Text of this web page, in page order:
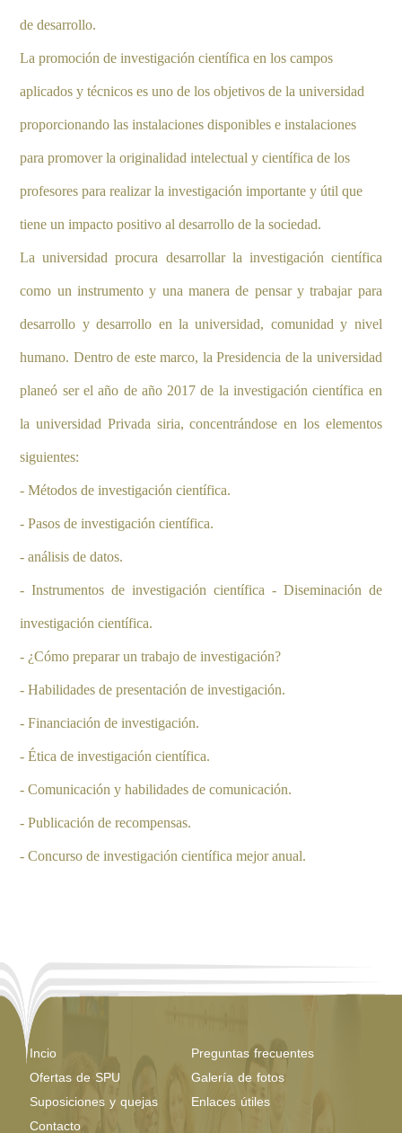
de desarrollo.
La promoción de investigación científica en los campos
aplicados y técnicos es uno de los objetivos de la universidad
proporcionando las instalaciones disponibles e instalaciones
para promover la originalidad intelectual y científica de los
profesores para realizar la investigación importante y útil que
tiene un impacto positivo al desarrollo de la sociedad.
La universidad procura desarrollar la investigación científica
como un instrumento y una manera de pensar y trabajar para
desarrollo y desarrollo en la universidad, comunidad y nivel
humano. Dentro de este marco, la Presidencia de la universidad
planeó ser el año de año 2017 de la investigación científica en
la universidad Privada siria, concentrándose en los elementos
siguientes:
- Métodos de investigación científica.
- Pasos de investigación científica.
- análisis de datos.
- Instrumentos de investigación científica - Diseminación de
investigación científica.
- ¿Cómo preparar un trabajo de investigación?
- Habilidades de presentación de investigación.
- Financiación de investigación.
- Ética de investigación científica.
- Comunicación y habilidades de comunicación.
- Publicación de recompensas.
- Concurso de investigación científica mejor anual.
Incio
Preguntas frecuentes
Ofertas de SPU
Galería de fotos
Suposiciones y quejas
Enlaces útiles
Contacto